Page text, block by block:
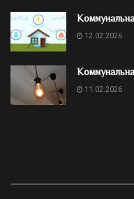
12.02.2026
11.02.2026